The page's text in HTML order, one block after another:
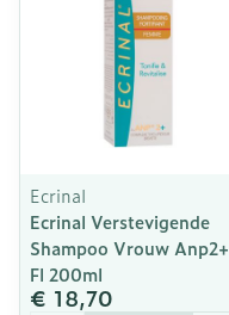
Ecrinal
Ecrinal Verstevigende
Shampoo Vrouw Anp2+
Fl 200ml
€ 18,70